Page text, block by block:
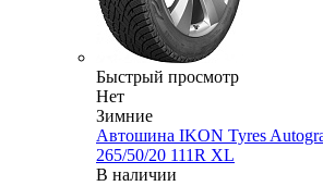
Быстрый просмотр
Нет
Зимние
Автошина IKON Tyres
265/50/20 111R XL
В наличии